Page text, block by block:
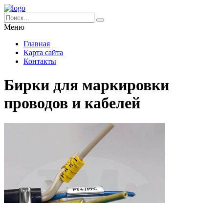
Меню
Главная
Карта сайта
Контакты
Бирки для маркировки
проводов и кабелей